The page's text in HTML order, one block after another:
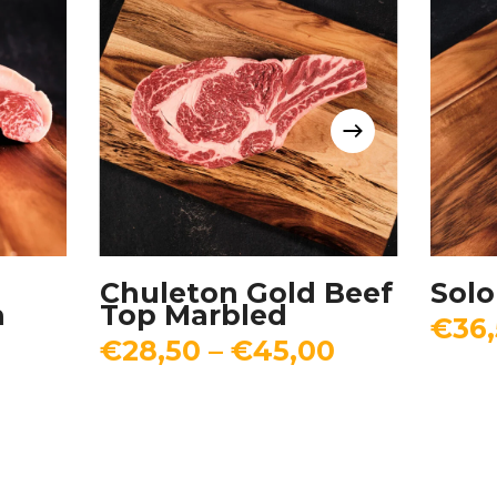
Seleccionar Opciones
Chuleton Gold Beef
Top Marbled
€28,50 – €45,00
€